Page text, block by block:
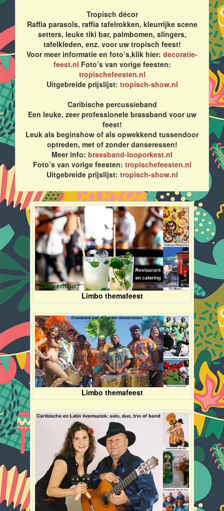
Tropisch décor
Raffia parasols, raffia tafelrokken, kleurrijke scene
setters, leuke tiki bar, palmbomen, slingers,
tafelkleden, enz. voor uw tropisch feest!
Voor meer informatie en foto’s,klik hier: decoratie-
feest.nl Foto’s van vorige feesten:
tropischefeesten.nl
Uitgebreide prijslijst: tropisch-show.nl
Caribische percussieband
Een leuke, zeer professionele brassband voor uw
feest!
Leuk als beginshow of als opwekkend tussendoor
optreden, met of zonder danseressen!
Meer info: brassband-looporkest.nl
Foto’s van vorige feesten: tropischefeesten.nl
Uitgebreide prijslijst: tropisch-show.nl
Limbo themafeest
Limbo themafeest